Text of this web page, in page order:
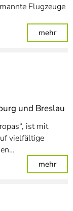
Flugzeuge
mehr:
und Breslau
ist mit
vielfältige
mehr: